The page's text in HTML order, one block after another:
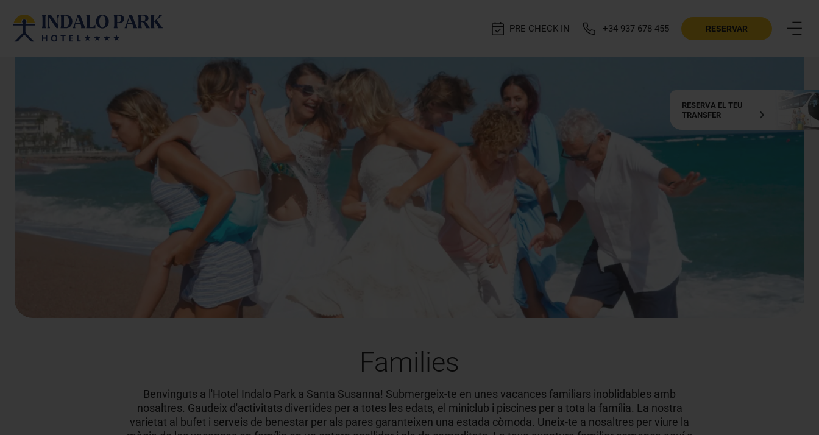
PRE CHECK IN +34 937 678 455 RESERVAR
Habitacions
CONFIRMAR
RESERVA EL TEU
TRANSFER
Families
Benvinguts a l'Hotel Indalo Park a Santa Susanna! Submergeix-te en unes vacances familiars inoblidables amb
nosaltres. Gaudeix d'activitats divertides per a totes les edats, el miniclub i piscines per a tota la família. La nostra
varietat al bufet i serveis de benestar per als pares garanteixen una estada còmoda. Uneix-te a nosaltres per viure la